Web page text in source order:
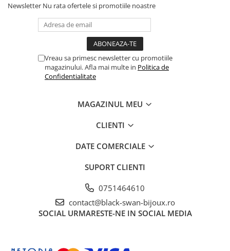
Newsletter Nu rata ofertele si promotiile noastre
Vreau sa primesc newsletter cu promotiile
magazinului. Afla mai multe in Politica de
Confidentialitate
MAGAZINUL MEU
CLIENTI
DATE COMERCIALE
SUPORT CLIENTI
0751464610
contact@black-swan-bijoux.ro
SOCIAL URMARESTE-NE IN SOCIAL MEDIA